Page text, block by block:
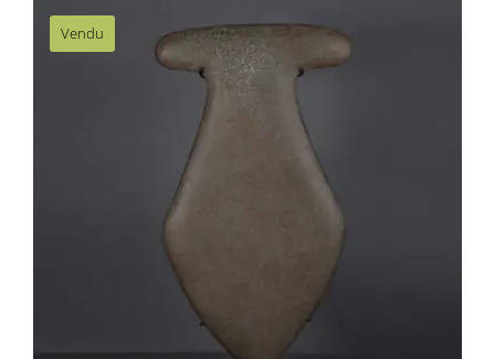
Vendu
AMS015 Grand lithophone gris –
Valdivia, Equateur